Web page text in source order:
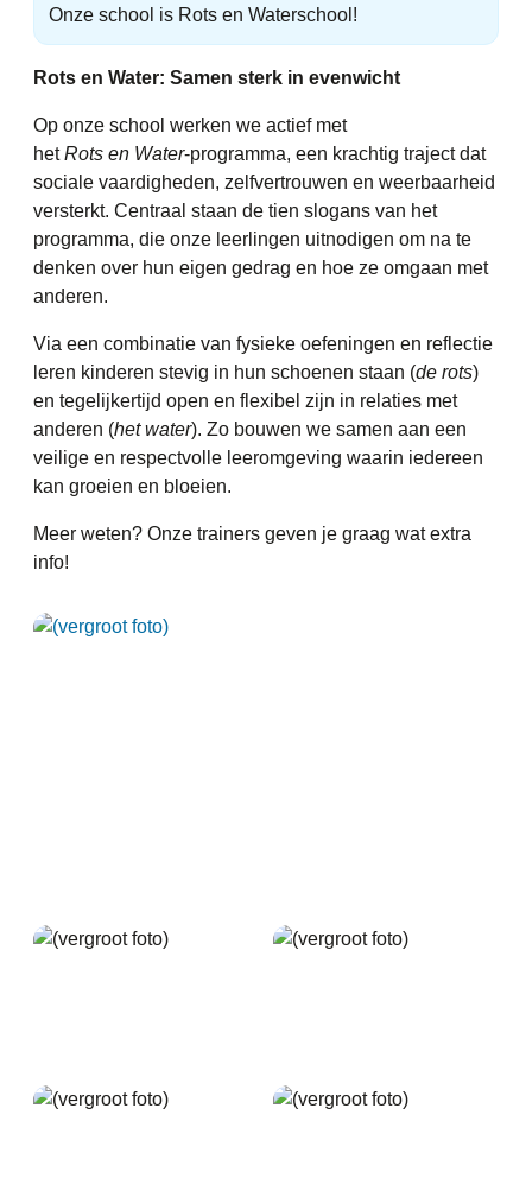
Onze school is Rots en Waterschool!
Rots en Water: Samen sterk in evenwicht
Op onze school werken we actief met
hetRots en Water-programma, een krachtig traject dat
sociale vaardigheden, zelfvertrouwen en weerbaarheid
versterkt. Centraal staan de tien slogans van het
programma, die onze leerlingen uitnodigen om na te
denken over hun eigen gedrag en hoe ze omgaan met
anderen.
Via een combinatie van fysieke oefeningen en reflectie
leren kinderen stevig in hun schoenen staan (de rots)
en tegelijkertijd open en flexibel zijn in relaties met
anderen (het water). Zo bouwen we samen aan een
veilige en respectvolle leeromgeving waarin iedereen
kan groeien en bloeien.
Meer weten? Onze trainers geven je graag wat extra
info!